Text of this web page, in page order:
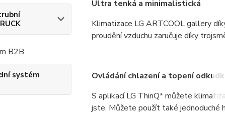
B2B
systém
Ultra tenká a minimalistická
Klimatizace LG ARTCOOL gallery
proudění vzduchu zaručuje díky
Ovládání chlazení a topení
S aplikací LG ThinQ* můžete
jste. Můžete použít také